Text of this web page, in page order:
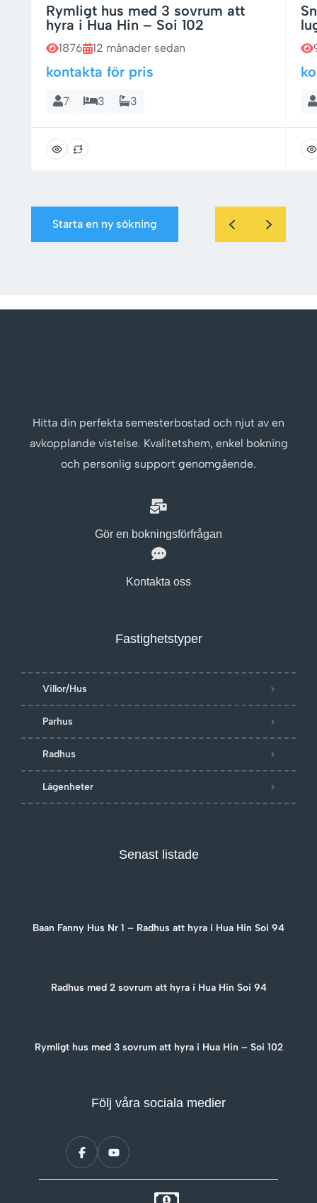
Rymligt hus med 3 sovrum att
hyra i Hua Hin – Soi 102
1876 12 månader sedan
kontakta för pris
7 3 3
Starta en ny sökning
Hitta din perfekta semesterbostad och njut av en
avkopplande vistelse. Kvalitetshem, enkel bokning
och personlig support genomgående.
Gör en bokningsförfrågan
Kontakta oss
Fastighetstyper
Villor/Hus
Parhus
Radhus
Lägenheter
Senast listade
Baan Fanny Hus Nr 1 – Radhus att hyra i Hua Hin Soi 94
Radhus med 2 sovrum att hyra i Hua Hin Soi 94
Rymligt hus med 3 sovrum att hyra i Hua Hin – Soi 102
Följ våra sociala medier